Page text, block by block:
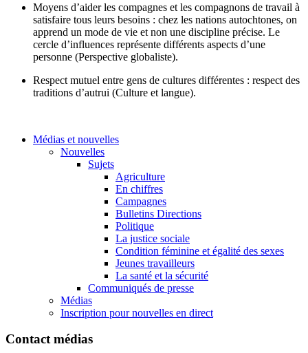
Moyens d’aider les compagnes et les compagnons de travail à
satisfaire tous leurs besoins : chez les nations autochtones, on
apprend un mode de vie et non une discipline précise. Le
cercle d’influences représente différents aspects d’une
personne (Perspective globaliste).
Respect mutuel entre gens de cultures différentes : respect des
traditions d’autrui (Culture et langue).
Médias et nouvelles
Nouvelles
Sujets
Agriculture
En chiffres
Campagnes
Bulletins Directions
Politique
La justice sociale
Condition féminine et égalité des sexes
Jeunes travailleurs
La santé et la sécurité
Communiqués de presse
Médias
Inscription pour nouvelles en direct
Contact médias